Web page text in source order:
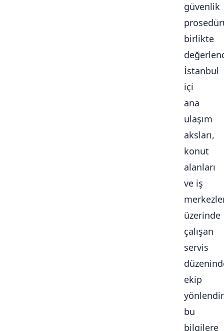
güvenlik
birlikte
İstanbul
içi
ana
ulaşım
aksları,
konut
alanları
ve iş
üzerinde
çalışan
servis
ekip
bu
bilgilere